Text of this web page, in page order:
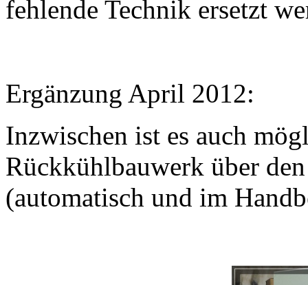
fehlende Technik ersetzt
Ergänzung April 2012:
Inzwischen ist es auch
Rückkühlbauwerk über
(automatisch und im